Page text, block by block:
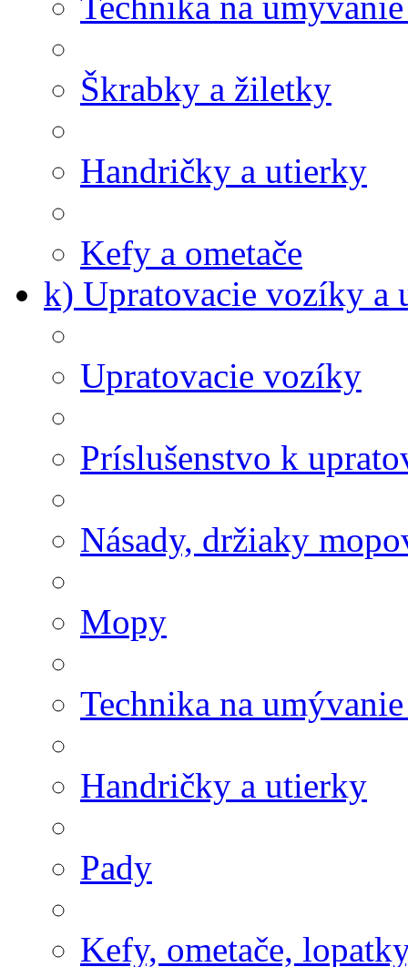
Škrabky a žiletky
Handričky a utierky
Kefy a ometače
k) Upratovacie vozíky a
Upratovacie vozíky
Príslušenstvo k
Násady, držiaky
Mopy
Technika na
Handričky a utierky
Pady
Kefy, ometače,